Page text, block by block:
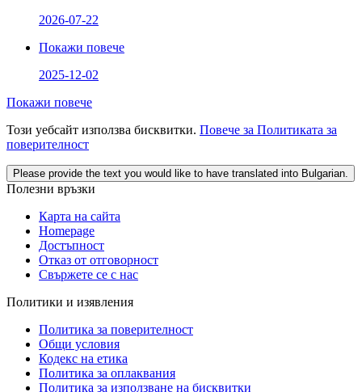
2026-07-22
Покажи повече
2025-12-02
Покажи повече
Този уебсайт използва бисквитки. Повече за Политиката за
поверителност
Please provide the text you would like to have translated into Bulgarian.
Полезни връзки
Карта на сайта
Homepage
Достъпност
Отказ от отговорност
Свържете се с нас
Политики и изявления
Политика за поверителност
Общи условия
Кодекс на етика
Политика за оплаквания
Политика за използване на бисквитки